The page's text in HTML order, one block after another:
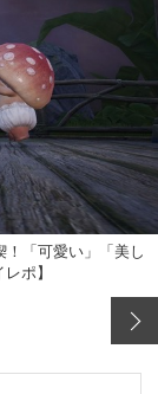
！「可愛い」「美し
ポ】